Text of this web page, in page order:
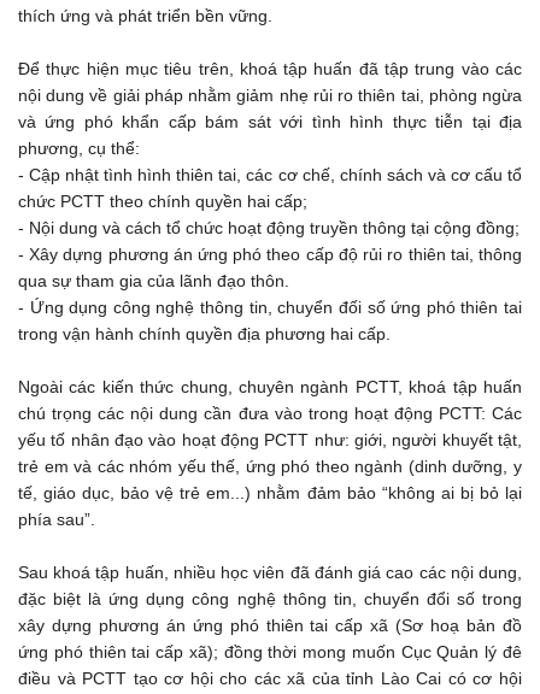
thích ứng và phát triển bền vững.
Để thực hiện mục tiêu trên, khoá tập huấn đã tập trung vào các
nội dung về giải pháp nhằm giảm nhẹ rủi ro thiên tai, phòng ngừa
và ứng phó khẩn cấp bám sát với tình hình thực tiễn tại địa
phương, cụ thể:
- Cập nhật tình hình thiên tai, các cơ chế, chính sách và cơ cấu tổ
chức PCTT theo chính quyền hai cấp;
- Nội dung và cách tổ chức hoạt động truyền thông tại cộng đồng;
- Xây dựng phương án ứng phó theo cấp độ rủi ro thiên tai, thông
qua sự tham gia của lãnh đạo thôn.
- Ứng dụng công nghệ thông tin, chuyển đối số ứng phó thiên tai
trong vận hành chính quyền địa phương hai cấp.
Ngoài các kiến thức chung, chuyên ngành PCTT, khoá tập huấn
chú trọng các nội dung cần đưa vào trong hoạt động PCTT: Các
yếu tố nhân đạo vào hoạt động PCTT như: giới, người khuyết tật,
trẻ em và các nhóm yếu thế, ứng phó theo ngành (dinh dưỡng, y
tế, giáo dục, bảo vệ trẻ em...) nhằm đảm bảo “không ai bị bỏ lại
phía sau”.
Sau khoá tập huấn, nhiều học viên đã đánh giá cao các nội dung,
đặc biệt là ứng dụng công nghệ thông tin, chuyển đổi số trong
xây dựng phương án ứng phó thiên tai cấp xã (Sơ hoạ bản đồ
ứng phó thiên tai cấp xã); đồng thời mong muốn Cục Quản lý đê
điều và PCTT tạo cơ hội cho các xã của tỉnh Lào Cai có cơ hội